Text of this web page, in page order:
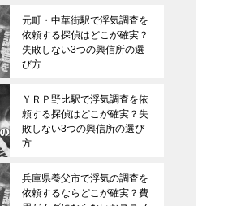
元町・中華街駅で浮気調査を
依頼する探偵はどこが確実？
失敗しない3つの興信所の選
び方
ＹＲＰ野比駅で浮気調査を依
頼する探偵はどこが確実？失
敗しない3つの興信所の選び
方
兵庫県養父市で浮気の調査を
依頼するならどこが確実？費